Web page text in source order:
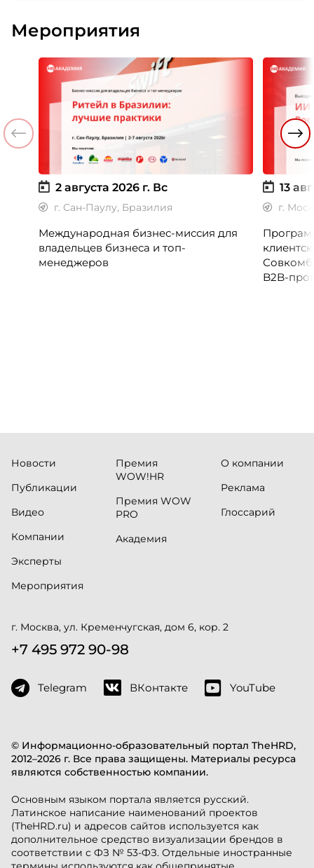
Мероприятия
2 августа 2026 г. Вс
г. Сан-Паулу, Бразилия
Международная бизнес-миссия для
владельцев бизнеса и топ-
менеджеров
13
г.
B2B-
© Информационно-образовательный портал TheHRD,
2012–2026 г. Все права защищены. Материалы ресурса
являются собственностью компании.
Основным языком портала является русский.
Латинское написание наименований проектов
(TheHRD.ru) и адресов сайтов используется как
дополнительное средство визуализации брендов в
соответствии с ФЗ № 53-ФЗ. Отдельные иностранные
Новости
Публикации
Видео
Компании
Эксперты
Мероприятия
Премия
WOW!HR
Премия WOW
PRO
Академия
О компании
Реклама
Глоссарий
г. Москва, ул. Кременчугская, дом 6, кор. 2
+7 495 972 90-98
Telegram ВКонтакте YouTube